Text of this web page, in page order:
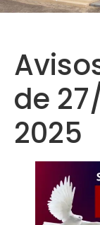
de
2025